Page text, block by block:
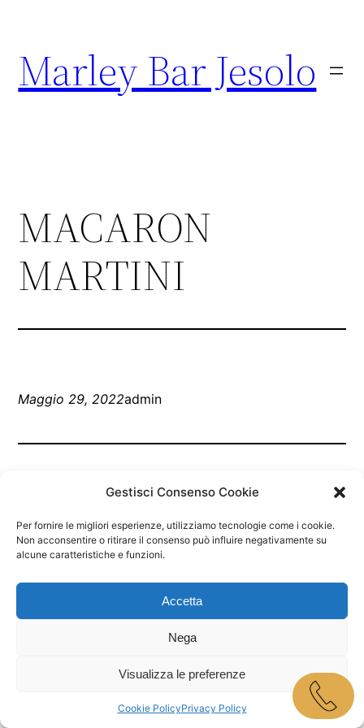
Gestisci Consenso Cookie
Per fornire le migliori esperienze, utilizziamo tecnologie come i cookie.
Non acconsentire o ritirare il consenso può influire negativamente su
alcune caratteristiche e funzioni.
Accetta
Nega
Visualizza le preferenze
Cookie PolicyPrivacy Policy
Marley Bar Jesolo
MACARON
MARTINI
Maggio 29, 2022admin
Marley Bar Jesolo
WordPress